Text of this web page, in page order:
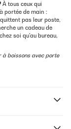
À tous ceux qui
portée de main :
pas leur poste,
un cadeau de
soi qu'au bureau,
à boissons avec porte